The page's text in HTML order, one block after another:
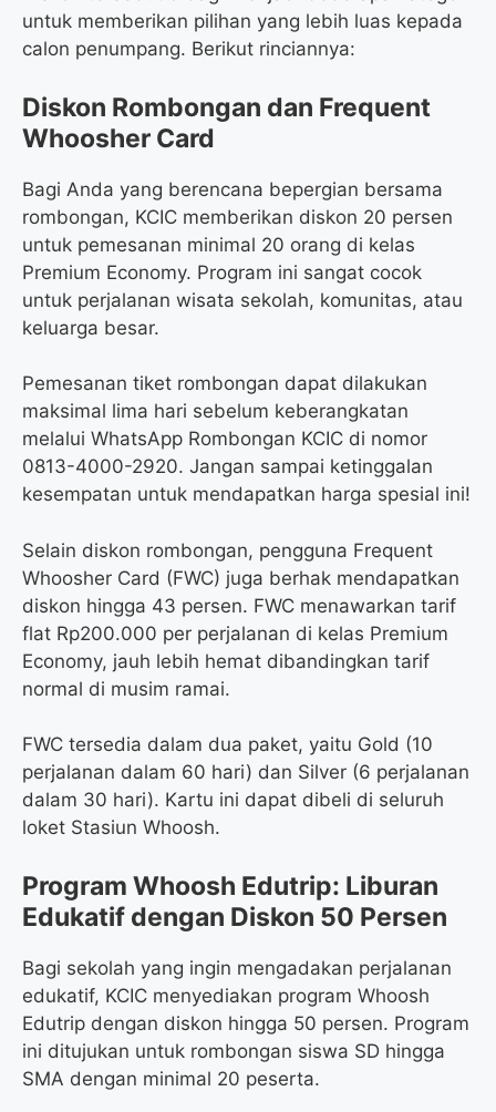
untuk memberikan pilihan yang lebih luas kepada
calon penumpang. Berikut rinciannya:
Diskon Rombongan dan Frequent
Whoosher Card
Bagi Anda yang berencana bepergian bersama
rombongan, KCIC memberikan diskon 20 persen
untuk pemesanan minimal 20 orang di kelas
Premium Economy. Program ini sangat cocok
untuk perjalanan wisata sekolah, komunitas, atau
keluarga besar.
Pemesanan tiket rombongan dapat dilakukan
maksimal lima hari sebelum keberangkatan
melalui WhatsApp Rombongan KCIC di nomor
0813-4000-2920. Jangan sampai ketinggalan
kesempatan untuk mendapatkan harga spesial ini!
Selain diskon rombongan, pengguna Frequent
Whoosher Card (FWC) juga berhak mendapatkan
diskon hingga 43 persen. FWC menawarkan tarif
flat Rp200.000 per perjalanan di kelas Premium
Economy, jauh lebih hemat dibandingkan tarif
normal di musim ramai.
FWC tersedia dalam dua paket, yaitu Gold (10
perjalanan dalam 60 hari) dan Silver (6 perjalanan
dalam 30 hari). Kartu ini dapat dibeli di seluruh
loket Stasiun Whoosh.
Program Whoosh Edutrip: Liburan
Edukatif dengan Diskon 50 Persen
Bagi sekolah yang ingin mengadakan perjalanan
edukatif, KCIC menyediakan program Whoosh
Edutrip dengan diskon hingga 50 persen. Program
ini ditujukan untuk rombongan siswa SD hingga
SMA dengan minimal 20 peserta.